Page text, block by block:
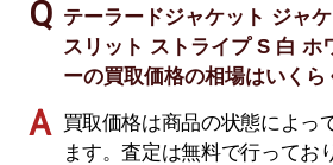
テーラードジャケット ジャ
スリット ストライプ S 白 ホ
ーの買取価格の相場はいくら
買取価格は商品の状態によっ
ます。査定は無料で行ってお